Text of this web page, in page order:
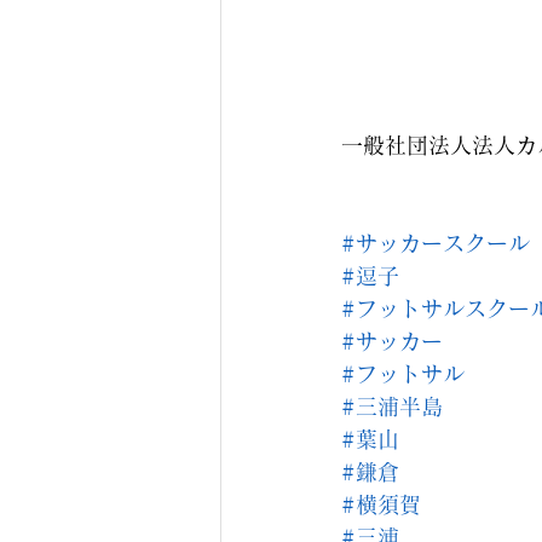
一般社団法人法人
#サッカースクール
#逗子
#フットサルスクー
#サッカー
#フットサル
#三浦半島
#葉山
#鎌倉
#横須賀
#三浦